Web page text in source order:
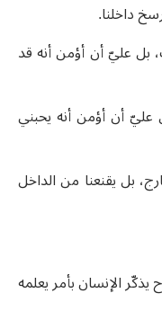
داخلنا.
بل عليّ أن أؤمن أنه قد
عليّ أن أؤمن أنه يحبني
بل يقنعنا من الداخل
يذكّر الإنسان بأمر يعلمه